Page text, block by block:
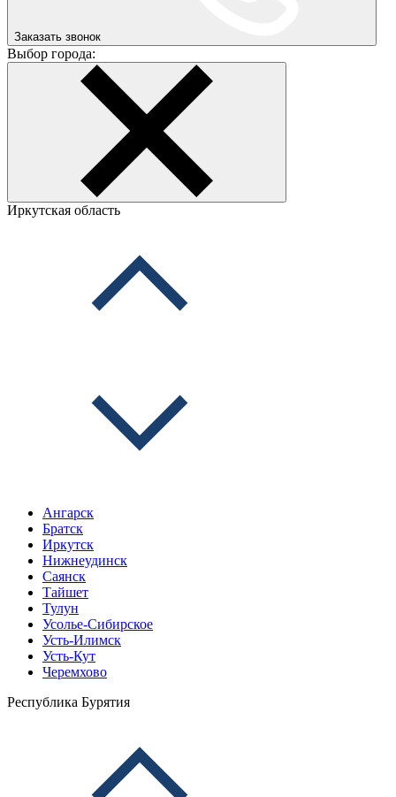
Заказать звонок
Выбор города:
Иркутская область
Ангарск
Братск
Иркутск
Нижнеудинск
Саянск
Тайшет
Тулун
Усолье-Сибирское
Усть-Илимск
Усть-Кут
Черемхово
Республика Бурятия